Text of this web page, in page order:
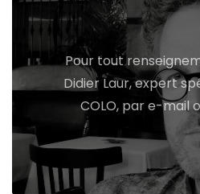
Pour tout
Didier Laur, expert
COLO, par e-mail
Je contacte
07 82 27